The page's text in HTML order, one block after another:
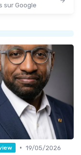
sur Google
• 19/05/2026